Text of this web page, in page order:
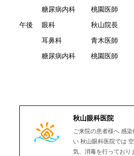
糖尿病内科 桃園医師
午後 眼科 秋
耳鼻科 青木医師
糖尿病内科 桃園医師
秋山眼科医院
ご来院の患者様へ 感
い 秋山眼科医院では
気、消毒を行っており